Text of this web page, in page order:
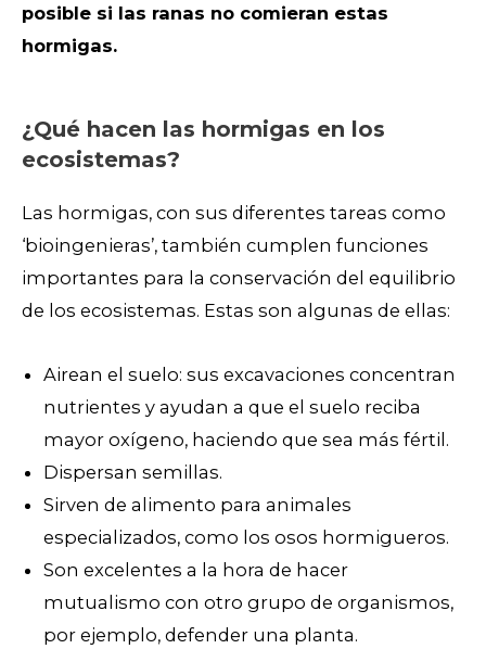
posible si las ranas no comieran estas
hormigas.
¿Qué hacen las hormigas en los
ecosistemas?
Las hormigas, con sus diferentes tareas como
‘bioingenieras’, también cumplen funciones
importantes para la conservación del equilibrio
de los ecosistemas. Estas son algunas de ellas:
Airean el suelo: sus excavaciones concentran
nutrientes y ayudan a que el suelo reciba
mayor oxígeno, haciendo que sea más fértil.
Dispersan semillas.
Sirven de alimento para animales
especializados, como los osos hormigueros.
Son excelentes a la hora de hacer
mutualismo con otro grupo de organismos,
por ejemplo, defender una planta.